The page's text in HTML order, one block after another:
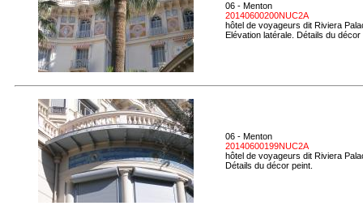
06 - Menton
20140600200NUC2A
hôtel de voyageurs dit Riviera
Elévation latérale. Détails du
06 - Menton
20140600199NUC2A
hôtel de voyageurs dit Riviera
Détails du décor peint.